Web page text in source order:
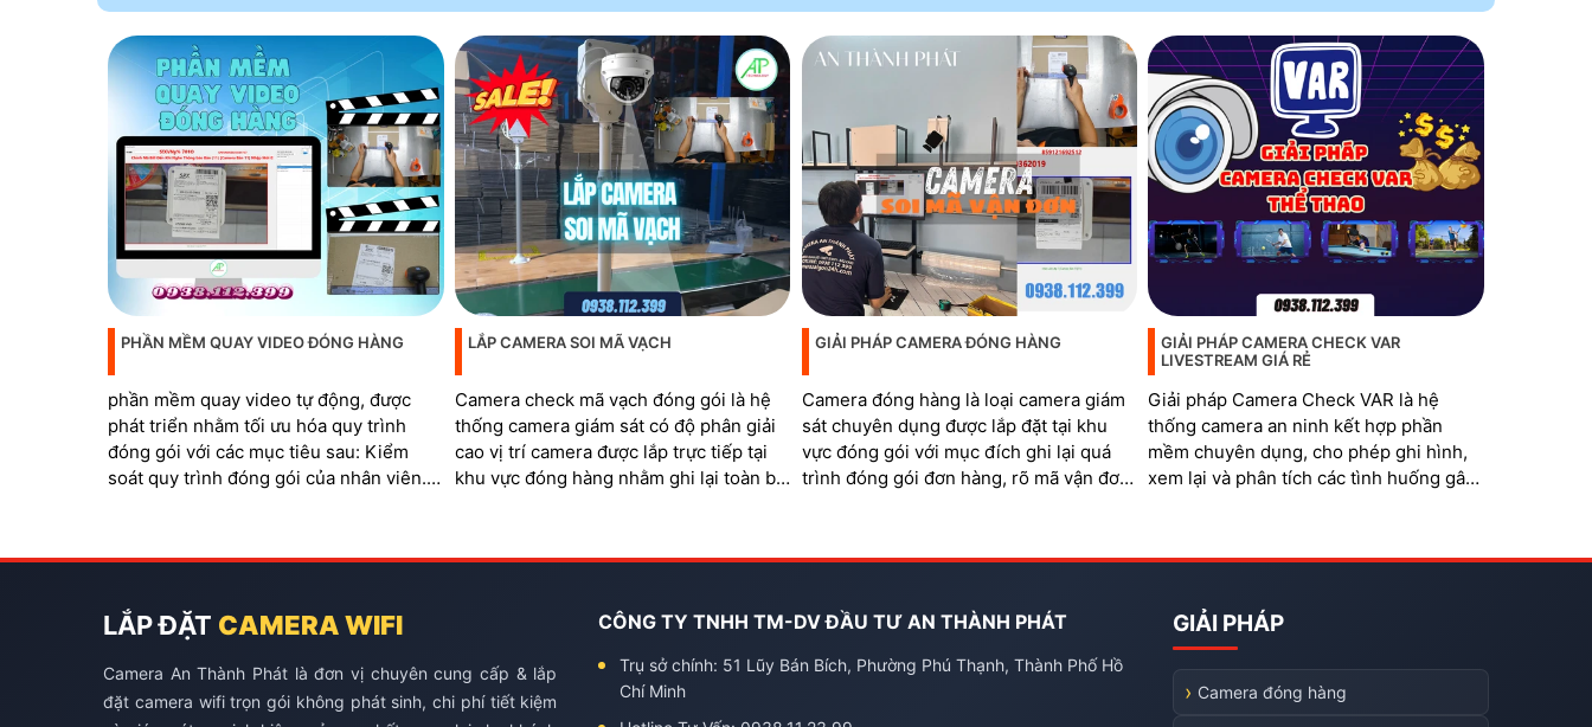
PHẦN MỀM QUAY VIDEO ĐÓNG HÀNG
phần mềm quay video tự động, được
phát triển nhằm tối ưu hóa quy trình
đóng gói với các mục tiêu sau: Kiểm
soát quy trình đóng gói của nhân viên.
khách hàng hoàn trả hàng hóa không
LẮP CAMERA SOI MÃ VẠCH
Camera check mã vạch đóng gói là hệ
thống camera giám sát có độ phân giải
cao vị trí camera được lắp trực tiếp tại
khu vực đóng hàng nhằm ghi lại toàn bộ
đơn
GIẢI PHÁP CAMERA ĐÓNG HÀNG
Camera đóng hàng là loại camera giám
sát chuyên dụng được lắp đặt tại khu
vực đóng gói với mục đích ghi lại quá
trình đóng gói đơn hàng, rõ mã vận đơn,
GIẢI PHÁP CAMERA CHECK VAR
LIVESTREAM GIÁ RẺ
Giải pháp Camera Check VAR là hệ
thống camera an ninh kết hợp phần
mềm chuyên dụng, cho phép ghi hình,
xem lại và phân tích các tình huống gây
như bóng đá mini, cầu lông, bida,
LẮP ĐẶT CAMERA WIFI
Camera An Thành Phát là đơn vị chuyên cung cấp & lắp
đặt camera wifi trọn gói không phát sinh, chi phí tiết kiệm
CÔNG TY TNHH TM-DV ĐẦU TƯ AN THÀNH PHÁT
Trụ sở chính: 51 Lũy Bán Bích, Phường Phú Thạnh, Thành Phố Hồ
Chí Minh
GIẢI PHÁP
Camera đóng hàng